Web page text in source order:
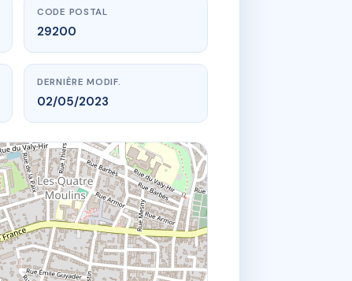
CODE POSTAL
29200
DERNIÈRE MODIF.
02/05/2023